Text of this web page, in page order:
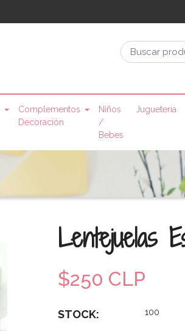
Complementos
Decoración
Niños
/
Bebes
Jugueteria
Lentejuelas
$250 CLP
STOCK: 100